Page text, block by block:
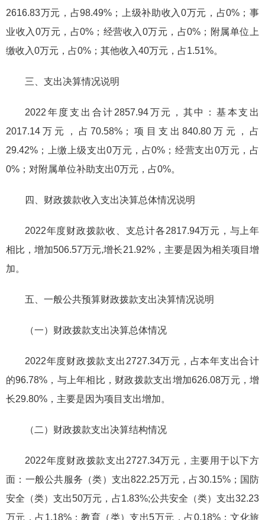
2616.83万元，占98.49%；上级补助收入0万元，占0%；事
业收入0万元，占0%；经营收入0万元，占0%；附属单位上
缴收入0万元，占0%；其他收入40万元，占1.51%。
三、支出决算情况说明
2022年度支出合计2857.94万元，其中：基本支出
2017.14万元，占70.58%；项目支出840.80万元，占
29.42%；上缴上级支出0万元，占0%；经营支出0万元，占
0%；对附属单位补助支出0万元，占0%。
四、财政拨款收入支出决算总体情况说明
2022年度财政拨款收、支总计各2817.94万元，与上年
相比，增加506.57万元,增长21.92%，主要是因为相关项目增
加。
五、一般公共预算财政拨款支出决算情况说明
（一）财政拨款支出决算总体情况
2022年度财政拨款支出2727.34万元，占本年支出合计
的96.78%，与上年相比，财政拨款支出增加626.08万元，增
长29.80%，主要是因为项目支出增加。
（二）财政拨款支出决算结构情况
2022年度财政拨款支出2727.34万元，主要用于以下方
面：一般公共服务（类）支出822.25万元，占30.15%；国防
安全（类）支出50万元，占1.83%;公共安全（类）支出32.23
万元，占1.18%；教育（类）支出5万元，占0.18%；文化旅